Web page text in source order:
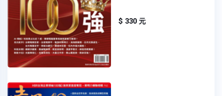
$ 330 元